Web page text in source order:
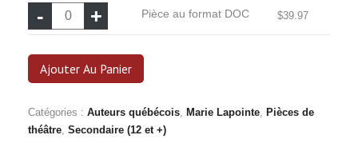
quantité
de
format
Pièce au format DOC $39.97
Ajouter Au Panier
Catégories : Auteurs québécois Marie Lapointe Pièces de
théâtre Secondaire (12 et +)